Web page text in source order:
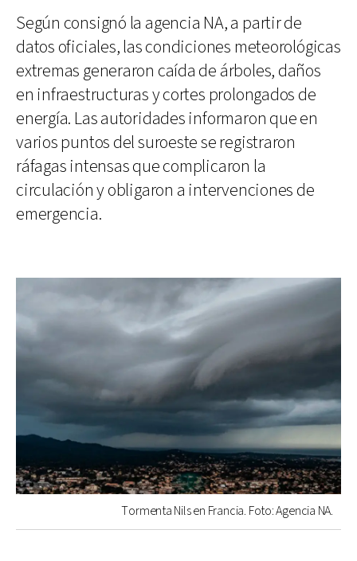
Según consignó la agencia NA, a partir de
datos oficiales, las condiciones meteorológicas
extremas generaron caída de árboles, daños
en infraestructuras y cortes prolongados de
energía. Las autoridades informaron que en
varios puntos del suroeste se registraron
ráfagas intensas que complicaron la
circulación y obligaron a intervenciones de
emergencia.
Tormenta Nils en Francia. Foto: Agencia NA.